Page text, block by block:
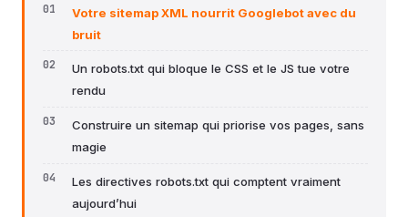
Votre sitemap XML nourrit Googlebot avec du
bruit
Un robots.txt qui bloque le CSS et le JS tue votre
rendu
Construire un sitemap qui priorise vos pages, sans
magie
Les directives robots.txt qui comptent vraiment
aujourd’hui